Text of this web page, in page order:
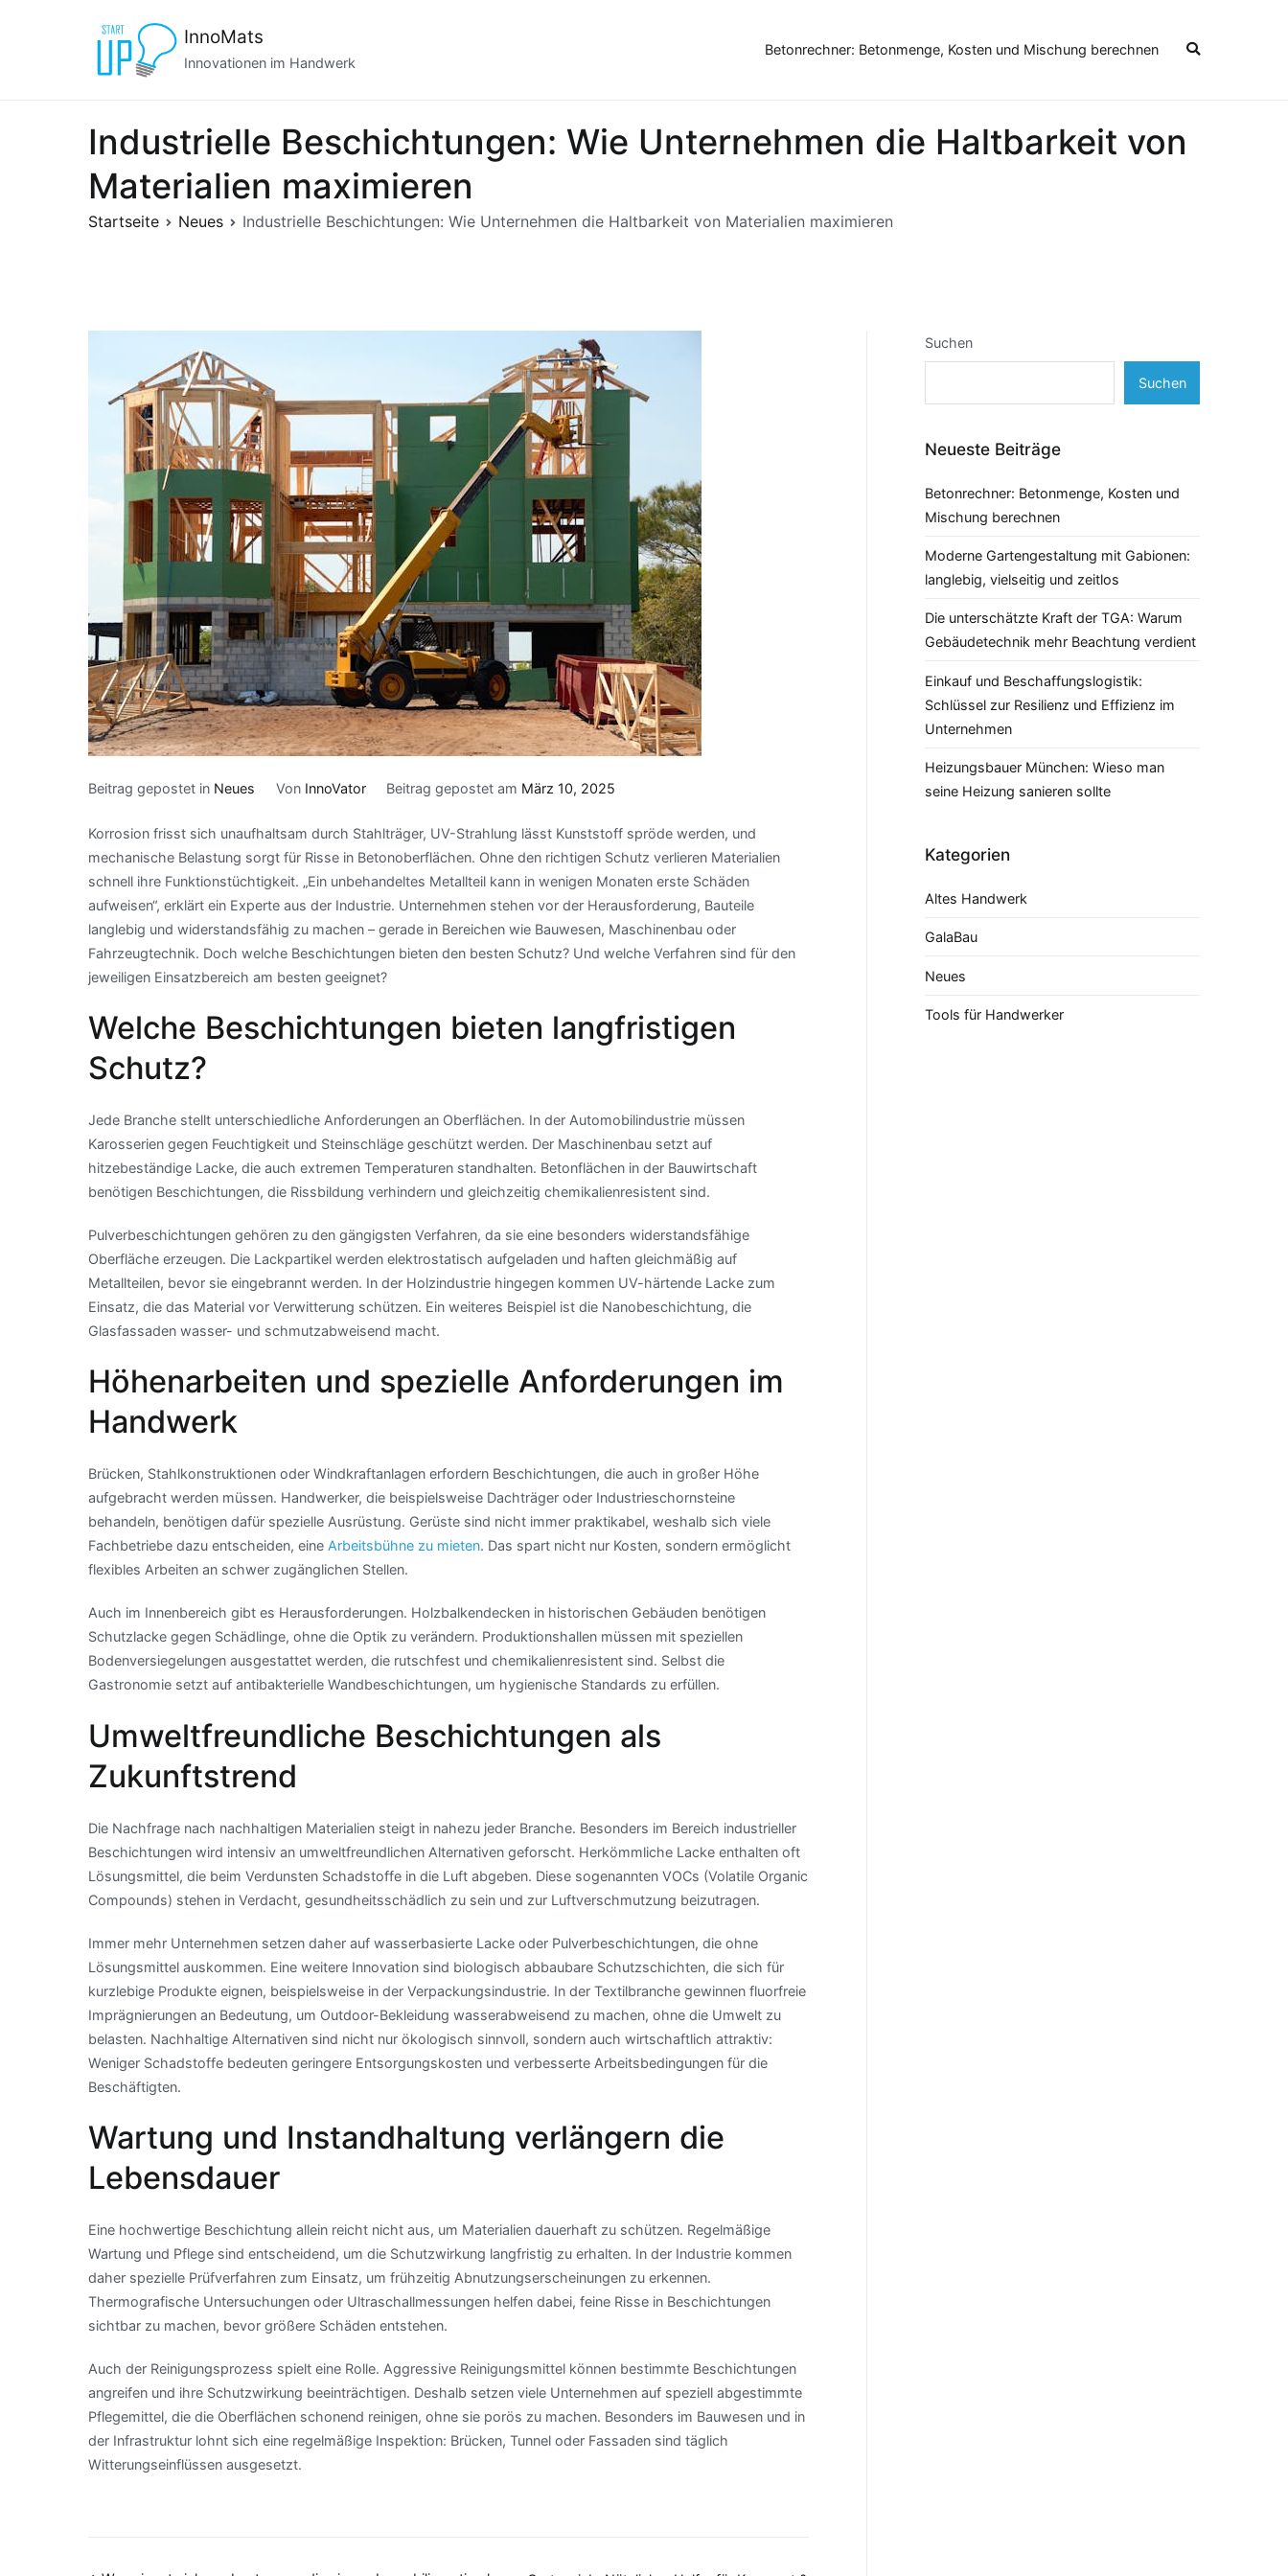
InnoMats
Innovationen im Handwerk
Betonrechner: Betonmenge, Kosten und Mischung berechnen
Industrielle Beschichtungen: Wie Unternehmen die Haltbarkeit von
Materialien maximieren
Startseite Neues Industrielle Beschichtungen: Wie Unternehmen die Haltbarkeit von Materialien maximieren
Beitrag gepostet in Neues Von InnoVator Beitrag gepostet am März 10, 2025
Korrosion frisst sich unaufhaltsam durch Stahlträger, UV-Strahlung lässt Kunststoff spröde werden, und
mechanische Belastung sorgt für Risse in Betonoberflächen. Ohne den richtigen Schutz verlieren Materialien
schnell ihre Funktionstüchtigkeit. „Ein unbehandeltes Metallteil kann in wenigen Monaten erste Schäden
aufweisen“, erklärt ein Experte aus der Industrie. Unternehmen stehen vor der Herausforderung, Bauteile
langlebig und widerstandsfähig zu machen – gerade in Bereichen wie Bauwesen, Maschinenbau oder
Fahrzeugtechnik. Doch welche Beschichtungen bieten den besten Schutz? Und welche Verfahren sind für den
jeweiligen Einsatzbereich am besten geeignet?
Welche Beschichtungen bieten langfristigen
Schutz?
Jede Branche stellt unterschiedliche Anforderungen an Oberflächen. In der Automobilindustrie müssen
Karosserien gegen Feuchtigkeit und Steinschläge geschützt werden. Der Maschinenbau setzt auf
hitzebeständige Lacke, die auch extremen Temperaturen standhalten. Betonflächen in der Bauwirtschaft
benötigen Beschichtungen, die Rissbildung verhindern und gleichzeitig chemikalienresistent sind.
Pulverbeschichtungen gehören zu den gängigsten Verfahren, da sie eine besonders widerstandsfähige
Oberfläche erzeugen. Die Lackpartikel werden elektrostatisch aufgeladen und haften gleichmäßig auf
Metallteilen, bevor sie eingebrannt werden. In der Holzindustrie hingegen kommen UV-härtende Lacke zum
Einsatz, die das Material vor Verwitterung schützen. Ein weiteres Beispiel ist die Nanobeschichtung, die
Glasfassaden wasser- und schmutzabweisend macht.
Höhenarbeiten und spezielle Anforderungen im
Handwerk
Brücken, Stahlkonstruktionen oder Windkraftanlagen erfordern Beschichtungen, die auch in großer Höhe
aufgebracht werden müssen. Handwerker, die beispielsweise Dachträger oder Industrieschornsteine
behandeln, benötigen dafür spezielle Ausrüstung. Gerüste sind nicht immer praktikabel, weshalb sich viele
Fachbetriebe dazu entscheiden, eine Arbeitsbühne zu mieten. Das spart nicht nur Kosten, sondern ermöglicht
flexibles Arbeiten an schwer zugänglichen Stellen.
Auch im Innenbereich gibt es Herausforderungen. Holzbalkendecken in historischen Gebäuden benötigen
Schutzlacke gegen Schädlinge, ohne die Optik zu verändern. Produktionshallen müssen mit speziellen
Bodenversiegelungen ausgestattet werden, die rutschfest und chemikalienresistent sind. Selbst die
Gastronomie setzt auf antibakterielle Wandbeschichtungen, um hygienische Standards zu erfüllen.
Umweltfreundliche Beschichtungen als
Zukunftstrend
Die Nachfrage nach nachhaltigen Materialien steigt in nahezu jeder Branche. Besonders im Bereich industrieller
Beschichtungen wird intensiv an umweltfreundlichen Alternativen geforscht. Herkömmliche Lacke enthalten oft
Lösungsmittel, die beim Verdunsten Schadstoffe in die Luft abgeben. Diese sogenannten VOCs (Volatile Organic
Compounds) stehen in Verdacht, gesundheitsschädlich zu sein und zur Luftverschmutzung beizutragen.
Immer mehr Unternehmen setzen daher auf wasserbasierte Lacke oder Pulverbeschichtungen, die ohne
Lösungsmittel auskommen. Eine weitere Innovation sind biologisch abbaubare Schutzschichten, die sich für
kurzlebige Produkte eignen, beispielsweise in der Verpackungsindustrie. In der Textilbranche gewinnen fluorfreie
Imprägnierungen an Bedeutung, um Outdoor-Bekleidung wasserabweisend zu machen, ohne die Umwelt zu
belasten. Nachhaltige Alternativen sind nicht nur ökologisch sinnvoll, sondern auch wirtschaftlich attraktiv:
Weniger Schadstoffe bedeuten geringere Entsorgungskosten und verbesserte Arbeitsbedingungen für die
Beschäftigten.
Wartung und Instandhaltung verlängern die
Lebensdauer
Eine hochwertige Beschichtung allein reicht nicht aus, um Materialien dauerhaft zu schützen. Regelmäßige
Wartung und Pflege sind entscheidend, um die Schutzwirkung langfristig zu erhalten. In der Industrie kommen
daher spezielle Prüfverfahren zum Einsatz, um frühzeitig Abnutzungserscheinungen zu erkennen.
Thermografische Untersuchungen oder Ultraschallmessungen helfen dabei, feine Risse in Beschichtungen
sichtbar zu machen, bevor größere Schäden entstehen.
Auch der Reinigungsprozess spielt eine Rolle. Aggressive Reinigungsmittel können bestimmte Beschichtungen
angreifen und ihre Schutzwirkung beeinträchtigen. Deshalb setzen viele Unternehmen auf speziell abgestimmte
Pflegemittel, die die Oberflächen schonend reinigen, ohne sie porös zu machen. Besonders im Bauwesen und in
der Infrastruktur lohnt sich eine regelmäßige Inspektion: Brücken, Tunnel oder Fassaden sind täglich
Witterungseinflüssen ausgesetzt.
Suchen
Suchen
Neueste Beiträge
Betonrechner: Betonmenge, Kosten und
Mischung berechnen
Moderne Gartengestaltung mit Gabionen:
langlebig, vielseitig und zeitlos
Die unterschätzte Kraft der TGA: Warum
Gebäudetechnik mehr Beachtung verdient
Einkauf und Beschaffungslogistik:
Schlüssel zur Resilienz und Effizienz im
Unternehmen
Heizungsbauer München: Wieso man
seine Heizung sanieren sollte
Kategorien
Altes Handwerk
GalaBau
Neues
Tools für Handwerker